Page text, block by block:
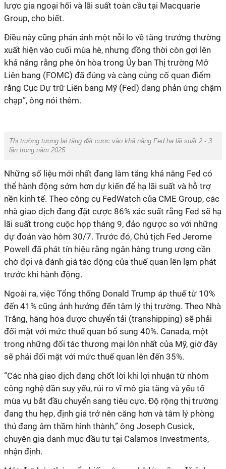
lược gia ngoại hối và lãi suất toàn cầu tại Macquarie
Group, cho biết.
Điều này cũng phản ánh một nỗi lo về tăng trưởng thường
xuất hiện vào cuối mùa hè, nhưng đồng thời còn gợi lên
khả năng rằng phe ôn hòa trong Ủy ban Thị trường Mở
Liên bang (FOMC) đã đúng và càng củng cố quan điểm
rằng Cục Dự trữ Liên bang Mỹ (Fed) đang phản ứng chậm
chạp”, ông nói thêm.
Thị trường tương lai tăng đặt cược vào khả năng Fed hạ lãi suất 2 - 3
lần trong năm 2025.
Những số liệu mới nhất đang làm tăng khả năng Fed có
thể hành động sớm hơn dự kiến để hạ lãi suất và hỗ trợ
nền kinh tế. Theo công cụ FedWatch của CME Group, các
nhà giao dịch đang đặt cược 86% xác suất rằng Fed sẽ hạ
lãi suất trong cuộc họp tháng 9, đảo ngược so với những
dự đoán vào hôm 30/7. Trước đó, Chủ tịch Fed Jerome
Powell đã phát tín hiệu rằng ngân hàng trung ương cần
chờ đợi và đánh giá tác động của thuế quan lên lạm phát
trước khi hành động.
Ngoài ra, việc Tổng thống Donald Trump áp thuế từ 10%
đến 41% cũng ảnh hưởng đến tâm lý thị trường. Theo Nhà
Trắng, hàng hóa được chuyển tải (transhipping) sẽ phải
đối mặt với mức thuế quan bổ sung 40%. Canada, một
trong những đối tác thương mại lớn nhất của Mỹ, giờ đây
sẽ phải đối mặt với mức thuế quan lên đến 35%.
“Các nhà giao dịch đang chốt lời khi lợi nhuận từ nhóm
công nghệ dần suy yếu, rủi ro vĩ mô gia tăng và yếu tố
mùa vụ bắt đầu chuyển sang tiêu cực. Độ rộng thị trường
đang thu hẹp, định giá trở nên căng hơn và tâm lý phòng
thủ đang âm thầm hình thành,” ông Joseph Cusick,
chuyên gia danh mục đầu tư tại Calamos Investments,
nhận định.